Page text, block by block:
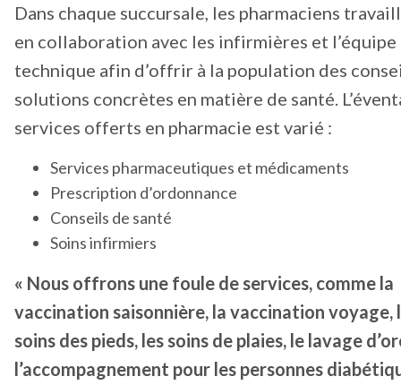
Dans chaque succursale, les pharmaciens
en collaboration avec les infirmières et l’équipe
technique afin d’offrir à la population des
solutions concrètes en matière de santé.
services offerts en pharmacie est varié :
Services pharmaceutiques et médicaments
Prescription d’ordonnance
Conseils de santé
Soins infirmiers
« Nous offrons une foule de services, comme la
vaccination saisonnière, la vaccination voyage,
soins des pieds, les soins de plaies, le lavage
l’accompagnement pour les personnes